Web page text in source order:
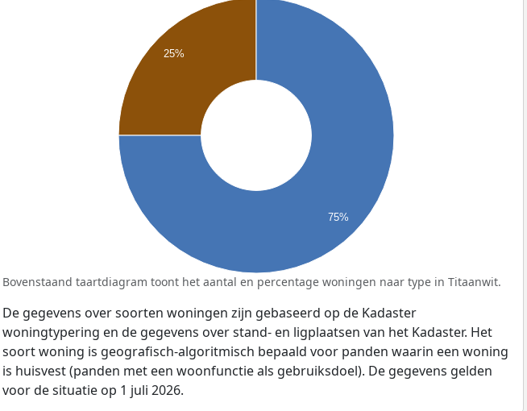
25%
75%
Bovenstaand taartdiagram toont het aantal en percentage woningen naar type in Titaanwit.
De gegevens over soorten woningen zijn gebaseerd op de Kadaster
woningtypering en de gegevens over stand- en ligplaatsen van het Kadaster. Het
soort woning is geografisch-algoritmisch bepaald voor panden waarin een woning
is huisvest (panden met een woonfunctie als gebruiksdoel). De gegevens gelden
voor de situatie op 1 juli 2026.